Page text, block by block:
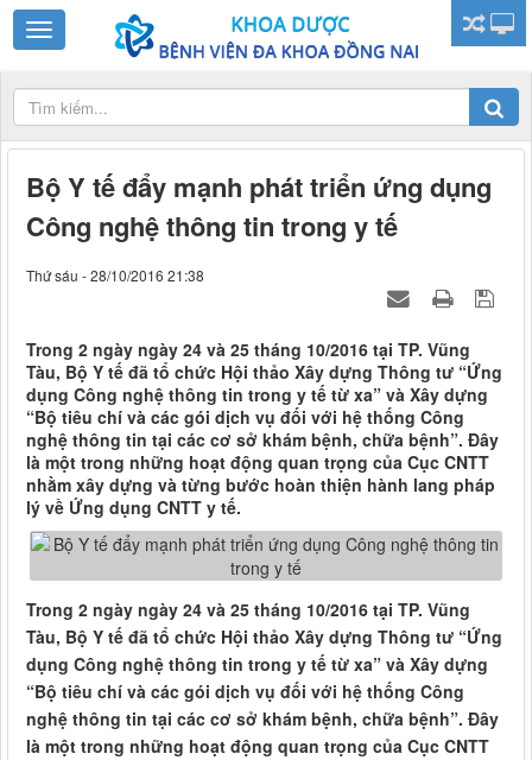
Bộ Y tế đẩy mạnh phát triển ứng dụng
Công nghệ thông tin trong y tế
Thứ sáu - 28/10/2016 21:38
Trong 2 ngày ngày 24 và 25 tháng 10/2016 tại TP. Vũng
Tàu, Bộ Y tế đã tổ chức Hội thảo Xây dựng Thông tư “Ứng
dụng Công nghệ thông tin trong y tế từ xa” và Xây dựng
“Bộ tiêu chí và các gói dịch vụ đối với hệ thống Công
nghệ thông tin tại các cơ sở khám bệnh, chữa bệnh”. Đây
là một trong những hoạt động quan trọng của Cục CNTT
nhằm xây dựng và từng bước hoàn thiện hành lang pháp
lý về Ứng dụng CNTT y tế.
Trong 2 ngày ngày 24 và 25 tháng 10/2016 tại TP. Vũng
Tàu, Bộ Y tế đã tổ chức Hội thảo Xây dựng Thông tư “Ứng
dụng Công nghệ thông tin trong y tế từ xa” và Xây dựng
“Bộ tiêu chí và các gói dịch vụ đối với hệ thống Công
nghệ thông tin tại các cơ sở khám bệnh, chữa bệnh”. Đây
là một trong những hoạt động quan trọng của Cục CNTT